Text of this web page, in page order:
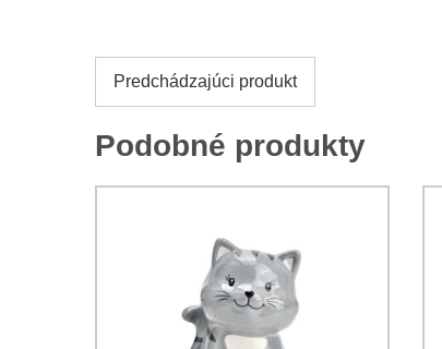
Predchádzajúci produkt
Podobné produkty